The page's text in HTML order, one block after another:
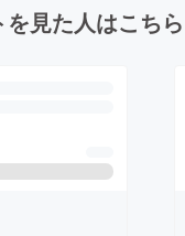
見た人はこち